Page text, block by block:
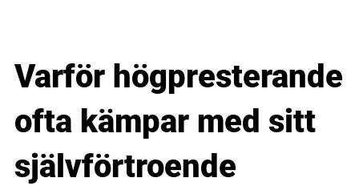
Varför högpresterande
ofta kämpar med sitt
självförtroende